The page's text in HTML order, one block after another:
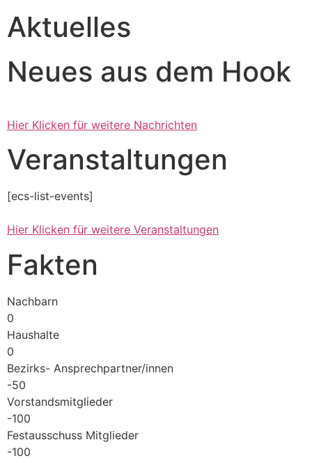
Aktuelles
Neues aus dem Hook
Hier Klicken für weitere Nachrichten
Veranstaltungen
[ecs-list-events]
Hier Klicken für weitere Veranstaltungen
Fakten
Nachbarn
0
Haushalte
0
Bezirks- Ansprechpartner/innen
-50
Vorstandsmitglieder
-100
Festausschuss Mitglieder
-100